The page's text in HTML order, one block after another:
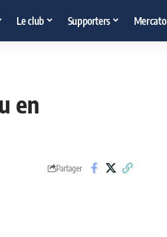
Le club Supporters Mercato
en
Partager